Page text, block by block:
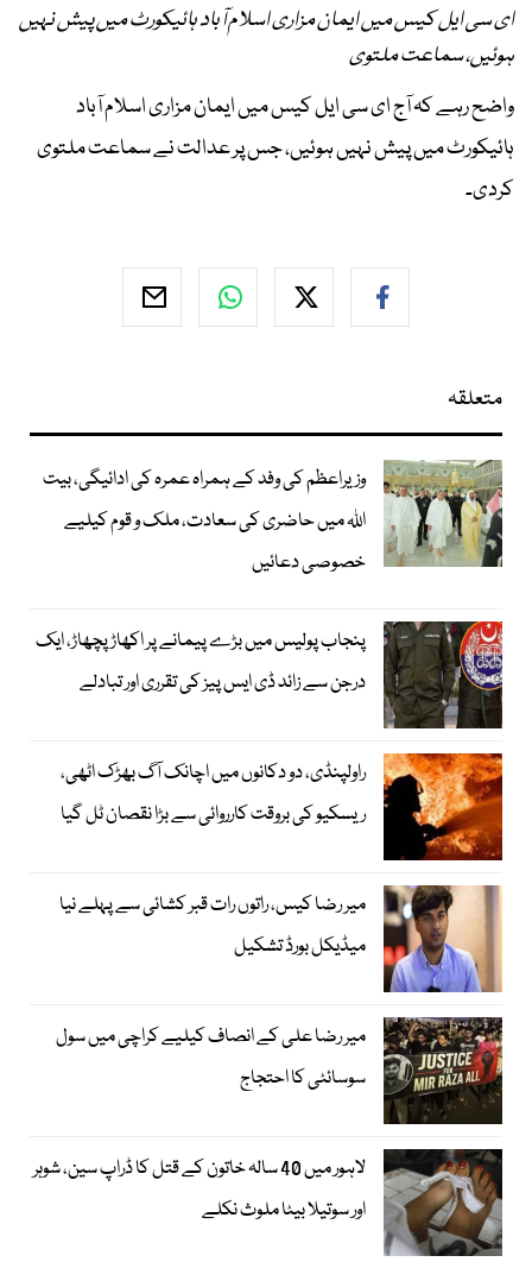
ای سی ایل کیس میں ایمان مزاری اسلام آباد ہائیکورٹ میں پیش نہیں
ہوئیں، سماعت ملتوی
واضح رہے کہ آج ای سی ایل کیس میں ایمان مزاری اسلام آباد
ہائیکورٹ میں پیش نہیں ہوئیں، جس پر عدالت نے سماعت ملتوی
کردی۔
متعلقہ
وزیراعظم کی وفد کے ہمراہ عمرہ کی ادائیگی، بیت
اللہ میں حاضری کی سعادت، ملک و قوم کیلیے
خصوصی دعائیں
پنجاب پولیس میں بڑے پیمانے پر اکھاڑ پچھاڑ، ایک
درجن سے زائد ڈی ایس پیز کی تقرری اور تبادلے
راولپنڈی، دو دکانوں میں اچانک آگ بھڑک اٹھی،
ریسکیو کی بروقت کارروائی سے بڑا نقصان ٹل گیا
میر رضا کیس، راتوں رات قبر کشائی سے پہلے نیا
میڈیکل بورڈ تشکیل
میر رضا علی کے انصاف کیلیے کراچی میں سول
سوسائٹی کا احتجاج
لاہور میں 40 سالہ خاتون کے قتل کا ڈراپ سین، شوہر
اور سوتیلا بیٹا ملوث نکلے